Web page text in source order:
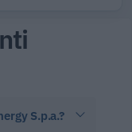
S.p.a.?